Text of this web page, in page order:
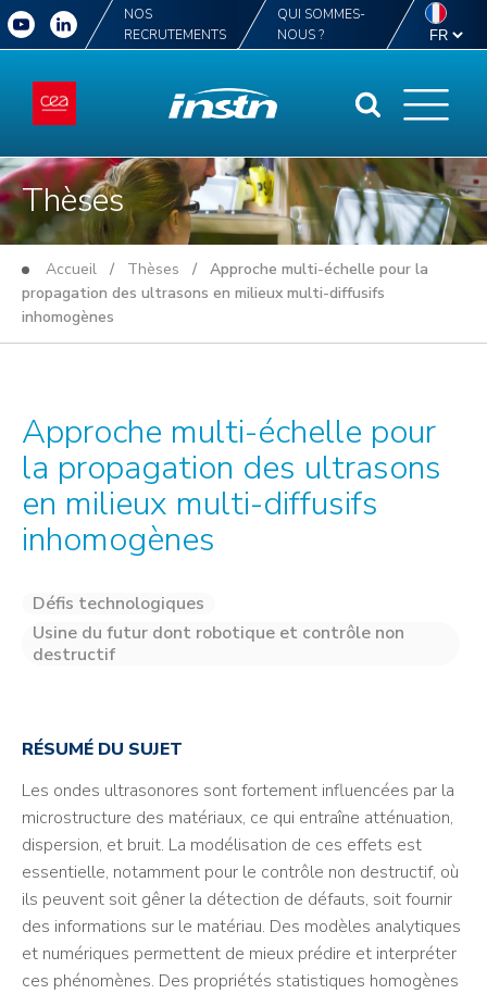
NOS
RECRUTEMENTS
QUI SOMMES-
NOUS ?
Thèses
Accueil / Thèses / Approche multi-échelle pour la
propagation des ultrasons en milieux multi-diffusifs
inhomogènes
Approche multi-échelle pour
la propagation des ultrasons
en milieux multi-diffusifs
inhomogènes
Défis technologiques
Usine du futur dont robotique et contrôle non
destructif
RÉSUMÉ DU SUJET
Les ondes ultrasonores sont fortement influencées par la
microstructure des matériaux, ce qui entraîne atténuation,
dispersion, et bruit. La modélisation de ces effets est
essentielle, notamment pour le contrôle non destructif, où
ils peuvent soit gêner la détection de défauts, soit fournir
des informations sur le matériau. Des modèles analytiques
et numériques permettent de mieux prédire et interpréter
ces phénomènes. Des propriétés statistiques homogènes